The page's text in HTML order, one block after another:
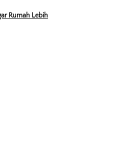
Rumah Lebih